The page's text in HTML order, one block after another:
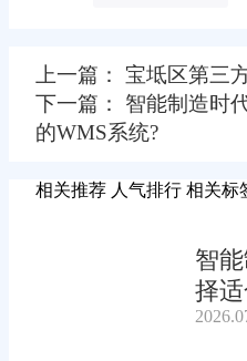
上一篇： 宝坻区第三
下一篇： 智能制造时
的WMS系统?
相关推荐 人气排行 相关标
智
择